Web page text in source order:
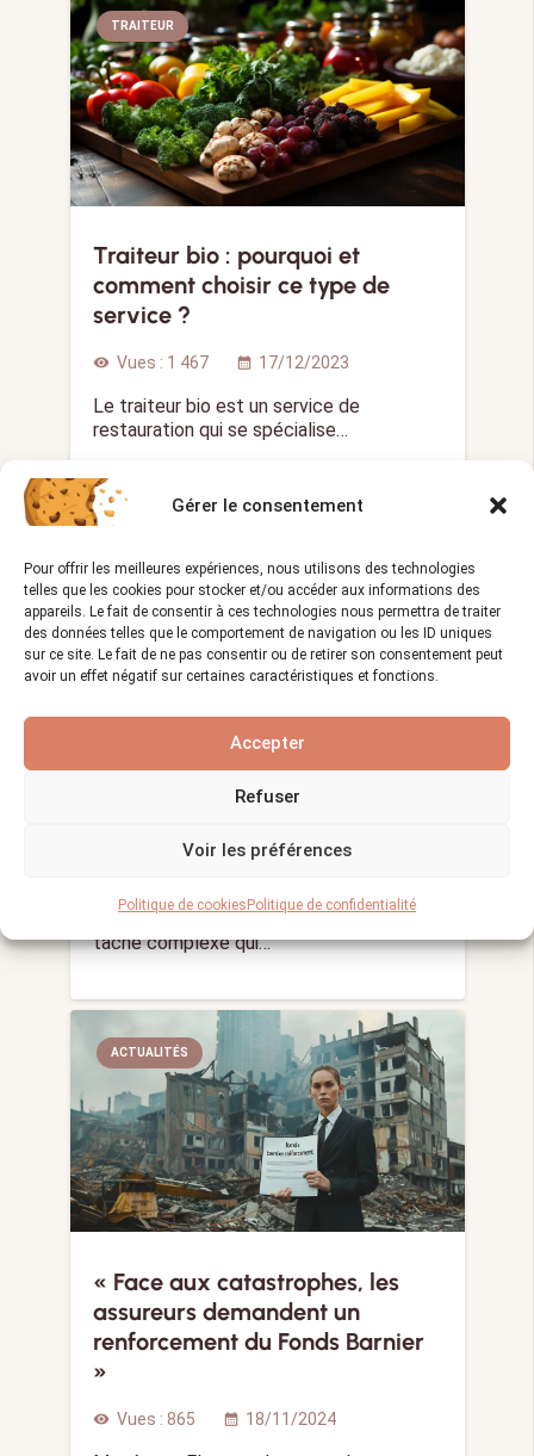
Gérer le consentement
Pour offrir les meilleures expériences, nous utilisons des technologies
telles que les cookies pour stocker et/ou accéder aux informations des
appareils. Le fait de consentir à ces technologies nous permettra de traiter
des données telles que le comportement de navigation ou les ID uniques
sur ce site. Le fait de ne pas consentir ou de retirer son consentement peut
avoir un effet négatif sur certaines caractéristiques et fonctions.
Accepter
Refuser
Voir les préférences
Politique de cookiesPolitique de confidentialité
TRAITEUR
Traiteur bio : pourquoi et
comment choisir ce type de
service ?
visibility Vues : 1 467 calendar_month 17/12/2023
Le traiteur bio est un service de
restauration qui se spécialise…
Découvrez les étapes cruciales
pour une pose réussie d’une
La pose d’une toiture en verre est une
tâche complexe qui…
ACTUALITÉS
« Face aux catastrophes, les
assureurs demandent un
renforcement du Fonds Barnier
»
visibility Vues : 865 calendar_month 18/11/2024